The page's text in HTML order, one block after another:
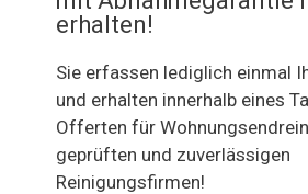
erhalten!
Sie erfassen lediglich einmal
und erhalten innerhalb eines
Offerten für
geprüften und zuverlässigen
Reinigungsfirmen!